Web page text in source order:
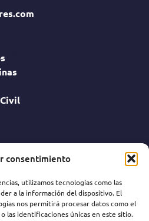
consentimiento
utilizamos tecnologías como las
a la información del dispositivo. El
nos permitirá procesar datos como el
las identificaciones únicas en este sitio.
Dental
Impagos